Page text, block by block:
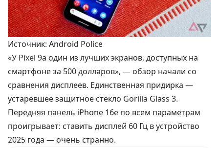
Источник: Android Police
«У Pixel 9a один из лучших экранов, доступных на
смартфоне за 500 долларов», — обзор начали со
сравнения дисплеев. Единственная придирка —
устаревшее защитное стекло Gorilla Glass 3.
Передняя панель iPhone 16e по всем параметрам
проигрывает: ставить дисплей 60 Гц в устройство
2025 года — очень странно.